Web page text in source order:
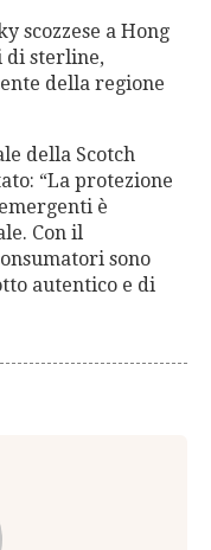
scozzese a Hong
di sterline,
della regione
della Scotch
“La protezione
è
Con il
sono
autentico e di